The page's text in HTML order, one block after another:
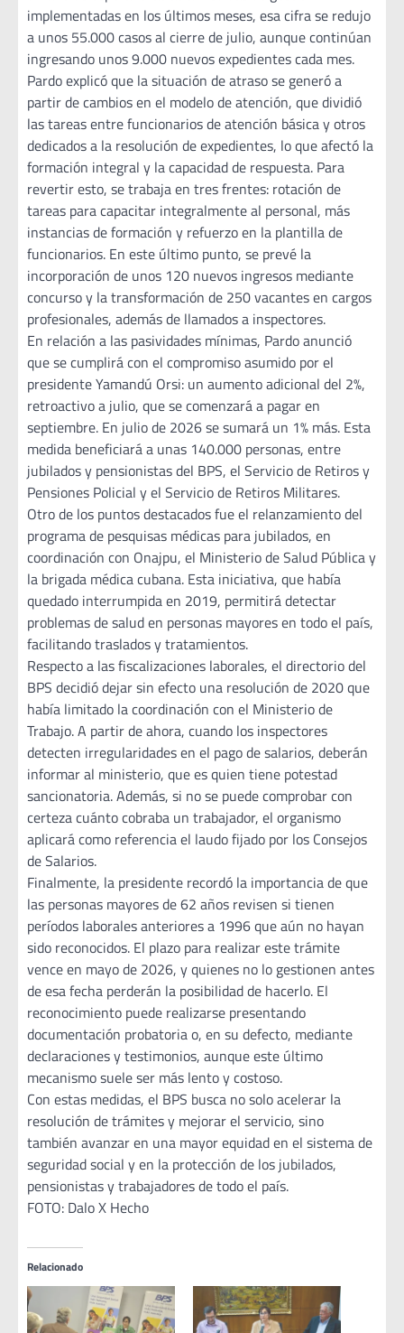
implementadas en los últimos meses, esa cifra se redujo
a unos 55.000 casos al cierre de julio, aunque continúan
ingresando unos 9.000 nuevos expedientes cada mes.
Pardo explicó que la situación de atraso se generó a
partir de cambios en el modelo de atención, que dividió
las tareas entre funcionarios de atención básica y otros
dedicados a la resolución de expedientes, lo que afectó la
formación integral y la capacidad de respuesta. Para
revertir esto, se trabaja en tres frentes: rotación de
tareas para capacitar integralmente al personal, más
instancias de formación y refuerzo en la plantilla de
funcionarios. En este último punto, se prevé la
incorporación de unos 120 nuevos ingresos mediante
concurso y la transformación de 250 vacantes en cargos
profesionales, además de llamados a inspectores.
En relación a las pasividades mínimas, Pardo anunció
que se cumplirá con el compromiso asumido por el
presidente Yamandú Orsi: un aumento adicional del 2%,
retroactivo a julio, que se comenzará a pagar en
septiembre. En julio de 2026 se sumará un 1% más. Esta
medida beneficiará a unas 140.000 personas, entre
jubilados y pensionistas del BPS, el Servicio de Retiros y
Pensiones Policial y el Servicio de Retiros Militares.
Otro de los puntos destacados fue el relanzamiento del
programa de pesquisas médicas para jubilados, en
coordinación con Onajpu, el Ministerio de Salud Pública y
la brigada médica cubana. Esta iniciativa, que había
quedado interrumpida en 2019, permitirá detectar
problemas de salud en personas mayores en todo el país,
facilitando traslados y tratamientos.
Respecto a las fiscalizaciones laborales, el directorio del
BPS decidió dejar sin efecto una resolución de 2020 que
había limitado la coordinación con el Ministerio de
Trabajo. A partir de ahora, cuando los inspectores
detecten irregularidades en el pago de salarios, deberán
informar al ministerio, que es quien tiene potestad
sancionatoria. Además, si no se puede comprobar con
certeza cuánto cobraba un trabajador, el organismo
aplicará como referencia el laudo fijado por los Consejos
de Salarios.
Finalmente, la presidente recordó la importancia de que
las personas mayores de 62 años revisen si tienen
períodos laborales anteriores a 1996 que aún no hayan
sido reconocidos. El plazo para realizar este trámite
vence en mayo de 2026, y quienes no lo gestionen antes
de esa fecha perderán la posibilidad de hacerlo. El
reconocimiento puede realizarse presentando
documentación probatoria o, en su defecto, mediante
declaraciones y testimonios, aunque este último
mecanismo suele ser más lento y costoso.
Con estas medidas, el BPS busca no solo acelerar la
resolución de trámites y mejorar el servicio, sino
también avanzar en una mayor equidad en el sistema de
seguridad social y en la protección de los jubilados,
pensionistas y trabajadores de todo el país.
FOTO: Dalo X Hecho
Relacionado